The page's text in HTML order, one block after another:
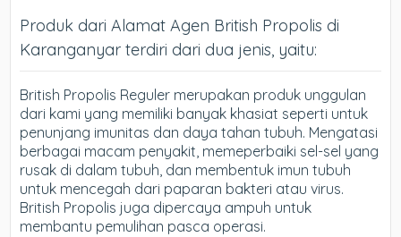
Produk dari Alamat Agen British Propolis di
Karanganyar terdiri dari dua jenis, yaitu:
British Propolis Reguler merupakan produk unggulan
dari kami yang memiliki banyak khasiat seperti untuk
penunjang imunitas dan daya tahan tubuh. Mengatasi
berbagai macam penyakit, memeperbaiki sel-sel yang
rusak di dalam tubuh, dan membentuk imun tubuh
untuk mencegah dari paparan bakteri atau virus.
British Propolis juga dipercaya ampuh untuk
membantu pemulihan pasca operasi.